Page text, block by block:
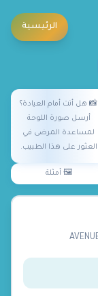
الرئيسية
📸 هل أنت أمام العيادة؟
أرسل صورة اللوحة
لمساعدة المرضى في
العثور على هذا الطبيب.
🖼️ أمثلة